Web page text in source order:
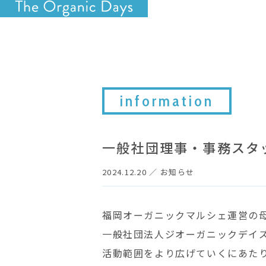
information
一般社団理事・事務スタ
2024.12.20 ／ お知らせ
福岡オーガニックマルシェ運営の
一般社団法人ジオーガニックデイ
活動範囲をより広げていくにあた